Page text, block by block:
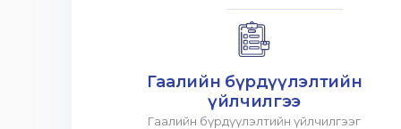
Гаалийн бүрдүүлэлтийн
үйлчилгээ
Гаалийн бүрдүүлэлтийн үйлчилгээг